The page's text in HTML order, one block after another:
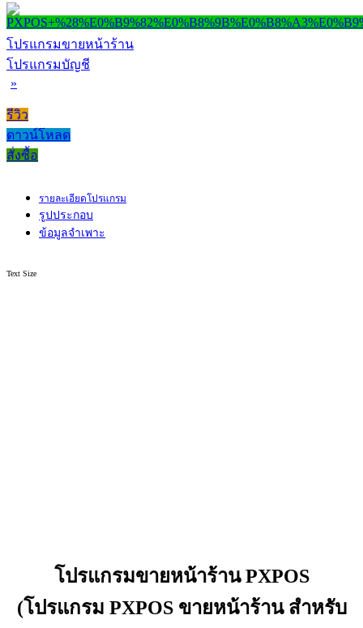
โปรแกรมขายหน้าร้าน
โปรแกรมบัญชี
»
รีวิว
ดาวน์โหลด
สั่งซื้อ
รายละเอียดโปรแกรม
รูปประกอบ
ข้อมูลจำเพาะ
Text Size
โปรแกรมขายหน้าร้าน PXPOS
(โปรแกรม PXPOS ขายหน้าร้าน สำหรับ